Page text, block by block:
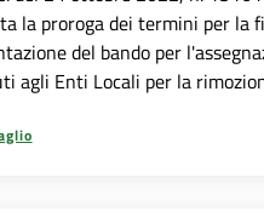
la proroga dei termini per la
del bando per
agli Enti Locali per la